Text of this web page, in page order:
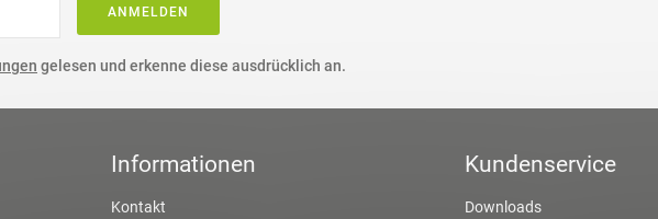
ANMELDEN
gelesen und erkenne diese ausdrücklich an.
Informationen
Kontakt
Kundenservice
Downloads